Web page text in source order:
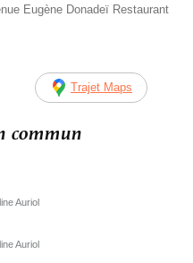
Eugène Donadeï Restaurant
Trajet Maps
commun
Auriol
Auriol